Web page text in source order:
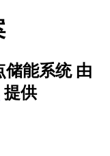
储能系统 由
提供